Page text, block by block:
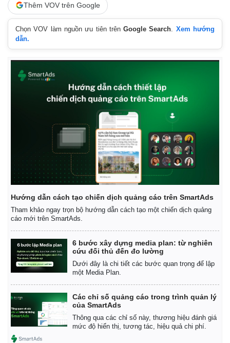
Kinh tế
Bất động sản
Thị trường
Tiêu dùng
Tỷ giá
Giá cà phê
Thêm VOV trên Google
Chọn VOV làm nguồn ưu tiên trênGoogle Search
Xem hướng
dẫn.
Hướng dẫn cách tạo chiến dịch quảng cáo trên SmartAds
Tham khảo ngay trọn bộ hướng dẫn cách tạo một chiến dịch quảng
cáo mới trên SmartAds.
6 bước xây dựng media plan: từ nghiên
cứu đối thủ đến đo lường
Dưới đây là chi tiết các bước quan trọng để lập
một Media Plan.
Các chỉ số quảng cáo trong trình quản lý
của SmartAds
Thông qua các chỉ số này, thương hiệu đánh giá
mức độ hiển thị, tương tác, hiệu quả chi phí.